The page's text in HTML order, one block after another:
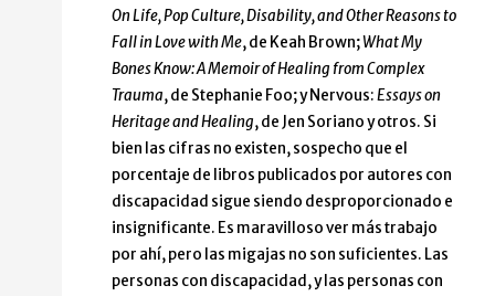
On Life, Pop Culture, Disability, and Other Reasons to
Fall in Love with Me, de Keah Brown;What My
Bones Know: A Memoir of Healing from Complex
Trauma, de Stephanie Foo; y Nervous:Essays on
Heritage and Healing, de Jen Soriano y otros. Si
bien las cifras no existen, sospecho que el
porcentaje de libros publicados por autores con
discapacidad sigue siendo desproporcionado e
insignificante. Es maravilloso ver más trabajo
por ahí, pero las migajas no son suficientes. Las
personas con discapacidad, y las personas con